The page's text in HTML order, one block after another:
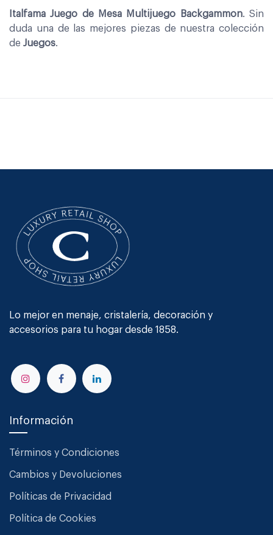
Italfama Juego de Mesa Multijuego Backgammon. Sin
duda una de las mejores piezas de nuestra colección
de Juegos.
Lo mejor en menaje, cristalería, decoración y
accesorios para tu hogar desde 1858.
Información
Términos y Condiciones
Cambios y Devoluciones
Políticas de Privacidad
Política de Cookies